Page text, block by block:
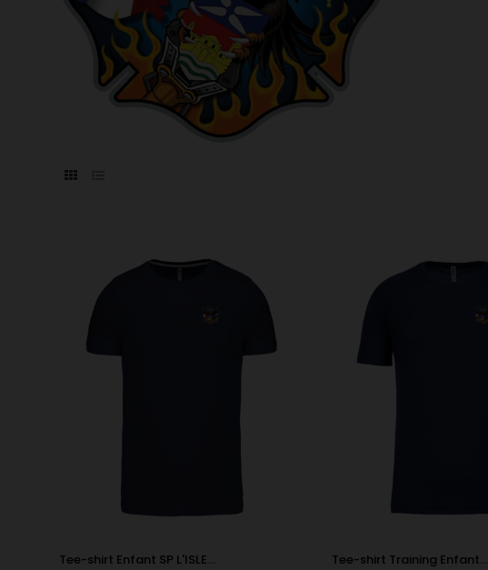
Tee-shirt Enfant SP L'ISLE... Tee-shirt Training Enfant...